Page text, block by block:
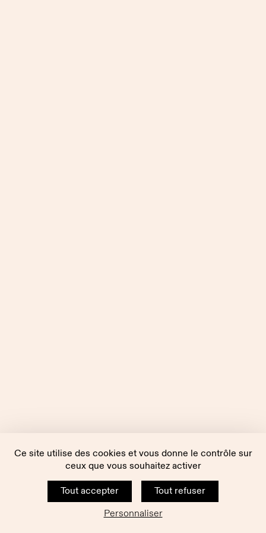
Ce site utilise des cookies et vous donne le contrôle sur
ceux que vous souhaitez activer
Tout accepter
Tout refuser
Personnaliser